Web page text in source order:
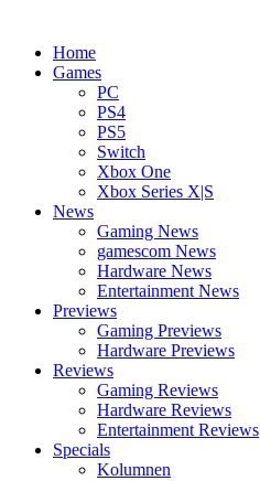
Home
Games
PC
PS4
PS5
Switch
Xbox One
Xbox Series X|S
News
Gaming News
gamescom News
Hardware News
Entertainment News
Previews
Gaming Previews
Hardware Previews
Reviews
Gaming Reviews
Hardware Reviews
Entertainment Reviews
Specials
Kolumnen